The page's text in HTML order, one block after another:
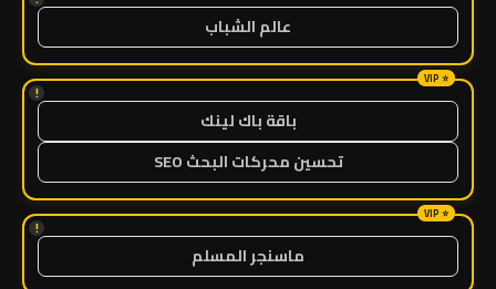
عالم الشباب
!
باقة باك لينك
تحسين محركات البحث SEO
!
ماسنجر المسلم